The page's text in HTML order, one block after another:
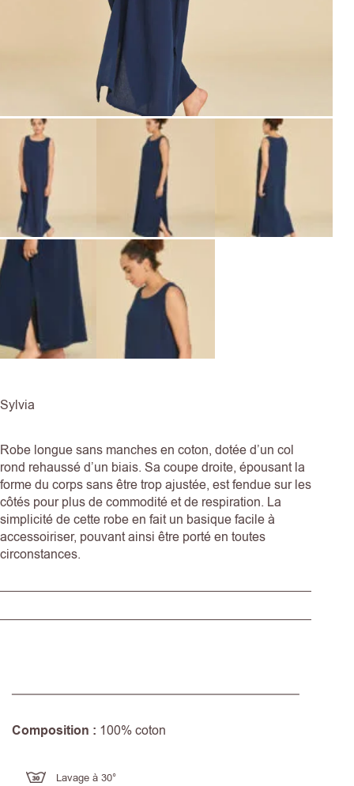
Sylvia
Robe longue sans manches en coton, dotée d’un col
rond rehaussé d’un biais. Sa coupe droite, épousant la
forme du corps sans être trop ajustée, est fendue sur les
côtés pour plus de commodité et de respiration. La
simplicité de cette robe en fait un basique facile à
accessoiriser, pouvant ainsi être porté en toutes
circonstances.
Composition : 100% coton
Lavage à 30°